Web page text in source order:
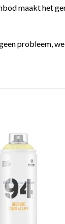
maakt het
probleem,